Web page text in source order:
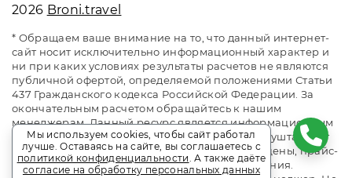
2026 Broni.travel
* Обращаем ваше внимание на то, что данный интернет-
сайт носит исключительно информационный характер и
ни при каких условиях результаты расчетов не являются
публичной офертой, определяемой положениями Статьи
437 Гражданского кодекса Российской Федерации. За
окончательным расчетом обращайтесь к нашим
менеджерам. Данный ресурс является информационным
сайтом сервиса бронирования Broni.travel. Алушта. Сайт
онлайн бронирования номеров. Актуальные цены, прайс-
листы и наличие мест. Акции и спецпредложения.
Мы используем cookies, чтобы сайт работал
лучше. Оставаясь на сайте, вы соглашаетесь с
политикой конфиденциальности. А также даёте
согласие на обработку персональных данных